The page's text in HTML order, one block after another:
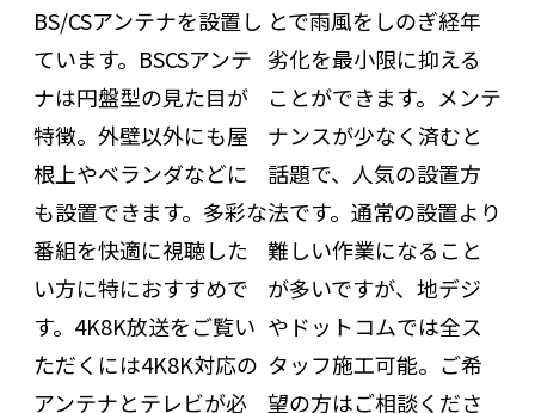
BS/CSアンテナを設置し
ています。BSCSアンテ
ナは円盤型の見た目が
特徴。外壁以外にも屋
根上やベランダなどに
も設置できます。多彩な
番組を快適に視聴した
い方に特におすすめで
す。4K8K放送をご覧い
ただくには4K8K対応の
アンテナとテレビが必
とで雨風をしのぎ経年
劣化を最小限に抑える
ことができます。メンテ
ナンスが少なく済むと
話題で、人気の設置方
法です。通常の設置より
難しい作業になること
が多いですが、地デジ
やドットコムでは全ス
タッフ施工可能。ご希
望の方はご相談くださ